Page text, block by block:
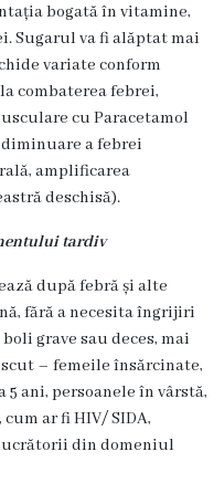
bogată în vitamine,
Sugarul va fi alăptat mai
variate conform
combaterea febrei,
cu Paracetamol
a febrei
amplificarea
deschisă).
tardiv
după febră și alte
fără a necesita îngrijiri
grave sau deces, mai
– femeile însărcinate,
ani, persoanele în vârstă,
ar fi HIV/ SIDA,
din domeniul